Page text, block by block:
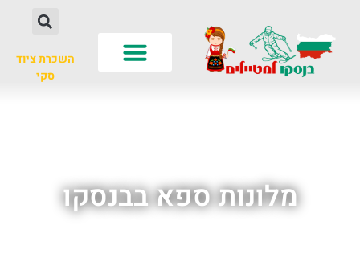
השכרת ציוד
סקי
מלונות ספא בבנסקו